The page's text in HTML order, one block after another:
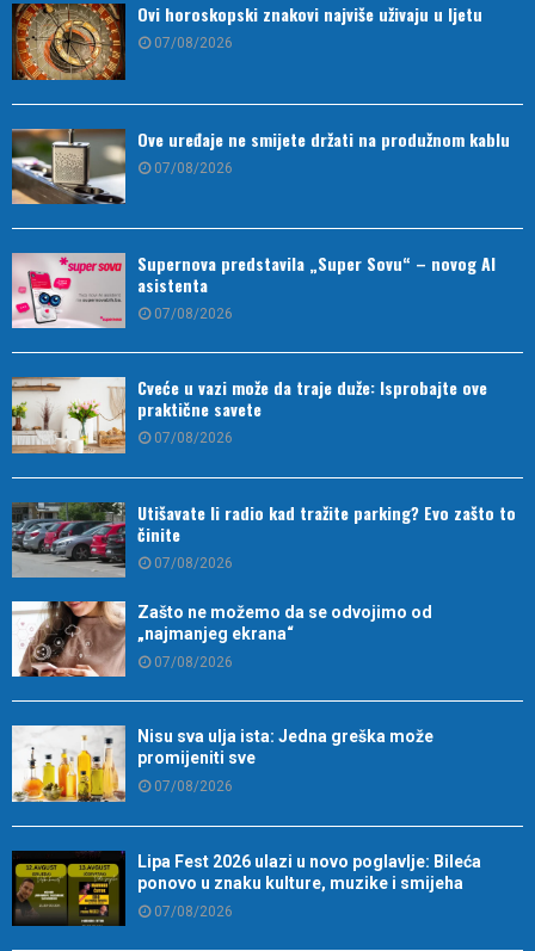
Ovi horoskopski znakovi najviše uživaju u ljetu
07/08/2026
Ove uređaje ne smijete držati na produžnom kablu
07/08/2026
Supernova predstavila „Super Sovu“ – novog AI
asistenta
07/08/2026
Cveće u vazi može da traje duže: Isprobajte ove
praktične savete
07/08/2026
Utišavate li radio kad tražite parking? Evo zašto to
činite
07/08/2026
Zašto ne možemo da se odvojimo od
„najmanjeg ekrana“
07/08/2026
Nisu sva ulja ista: Jedna greška može
promijeniti sve
07/08/2026
Lipa Fest 2026 ulazi u novo poglavlje: Bileća
ponovo u znaku kulture, muzike i smijeha
07/08/2026